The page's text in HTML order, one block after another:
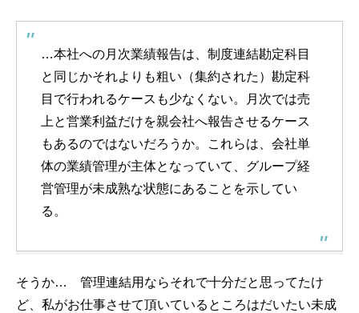
…本社への月次業績報告は、制度連結勘定科目
と同じかそれよりも粗い（集約された）勘定科
目で行われるケースも少なくない。月次では売
上と営業利益だけを親会社へ報告させるケース
もあるのではないだろうか。これらは、会社単
体の業績管理が主体となっていて、グループ経
営管理が未成熟な状態にあることを示してい
る。
そうか… 管理連結用ならそれで十分だと思ってたけ
ど、私がお仕事させて頂いているところはだいたい未成